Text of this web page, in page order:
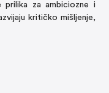
za ambiciozne i
kritičko mišljenje,